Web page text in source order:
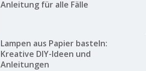
Anleitung für alle Fälle
Lampen aus Papier basteln:
Kreative DIY-Ideen und
Anleitungen